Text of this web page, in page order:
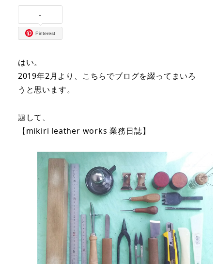
-
Pinterest
はい。
2019年2月より、こちらでブログを綴ってまいろ
うと思います。
題して、
【mikiri leather works 業務日誌】